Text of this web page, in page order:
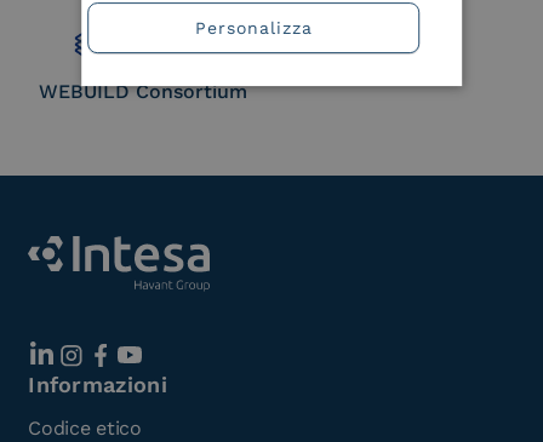
WEBUILD Consortium
Informazioni
Codice etico
Personalizza